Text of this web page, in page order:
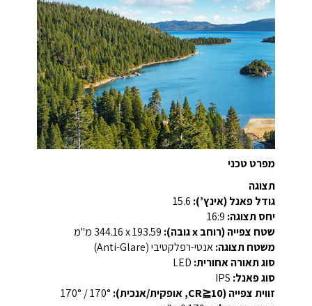
מפרט טכני
תצוגה
גודל פאנל (אינץ’):
יחס תצוגה:
שטח צפייה (רוחב x גובה):
משטח תצוגה:אנטי-רפלקטיבי (Anti-Glare)
סוג תאורה אחורית:
סוג פאנל:
זווית צפייה (CR≧10, אופקית/אנכית):